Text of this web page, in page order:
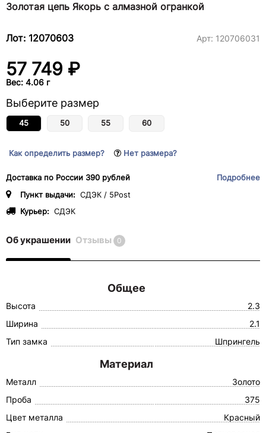
Золотая цепь Якорь с алмазной огранкой
Лот: 12070603 Арт: 120706031
57 749 ₽
Вес: 4.06 г
Выберите размер
45 50 55 60
Как определить размер? Нет размера?
Доставка по России 390 рублей
Подробнее
Пункт выдачи: СДЭК / 5Post
Курьер: СДЭК
Об украшении Отзывы 0
Общее
Высота
2.3
Ширина
2.1
Тип замка
Шпрингель
Материал
Металл
Золото
Проба
375
Цвет металла
Красный